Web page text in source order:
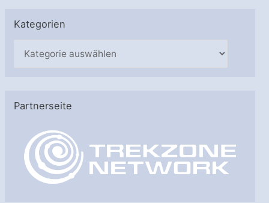
Kategorien
g
Partnerseite